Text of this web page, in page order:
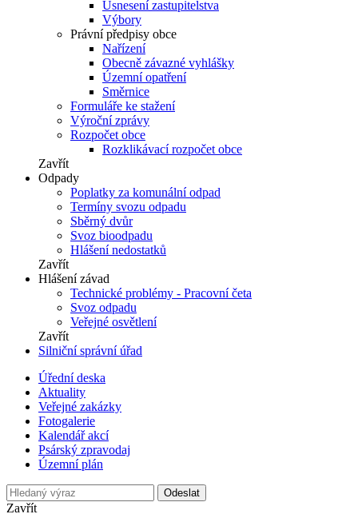
Usnesení zastupitelstva
Výbory
Právní předpisy obce
Nařízení
Obecně závazné vyhlášky
Územní opatření
Směrnice
Formuláře ke stažení
Výroční zprávy
Rozpočet obce
Rozklikávací rozpočet obce
Zavřít
Odpady
Poplatky za komunální odpad
Termíny svozu odpadu
Sběrný dvůr
Svoz bioodpadu
Hlášení nedostatků
Zavřít
Hlášení závad
Technické problémy - Pracovní četa
Svoz odpadu
Veřejné osvětlení
Zavřít
Silniční správní úřad
Úřední deska
Aktuality
Veřejné zakázky
Fotogalerie
Kalendář akcí
Psárský zpravodaj
Územní plán
Odeslat
Zavřít